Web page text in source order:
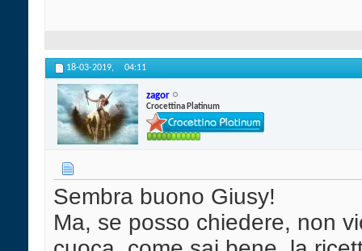
18-03-2019, 04:11
zagor
Crocettina Platinum
Sembra buono Giusy!
Ma, se posso chiedere, non